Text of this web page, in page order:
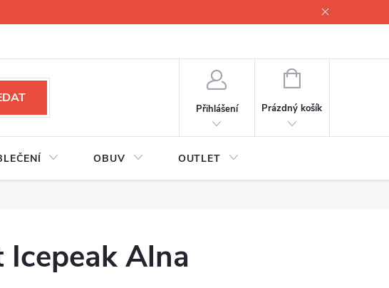
Přihlášení
NÁKUPNÍ
Prázdný košík
OBUV OUTLET
Icepeak Alna